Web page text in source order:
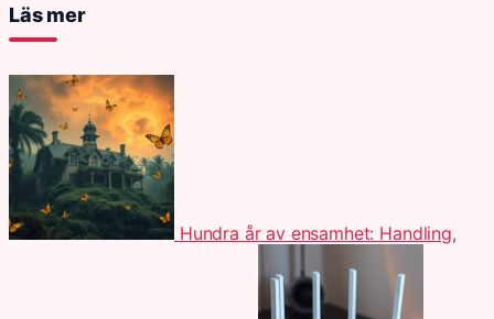
Läs mer
Hundra år av ensamhet: Handling,